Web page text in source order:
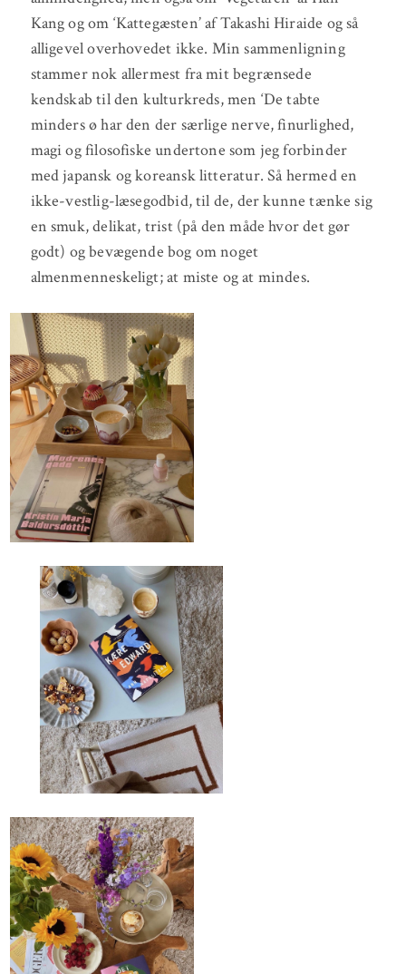
Kang og om ‘Kattegæsten’ af Takashi Hiraide og så
alligevel overhovedet ikke. Min sammenligning
stammer nok allermest fra mit begrænsede
kendskab til den kulturkreds, men ‘De tabte
minders ø har den der særlige nerve, finurlighed,
magi og filosofiske undertone som jeg forbinder
med japansk og koreansk litteratur. Så hermed en
ikke-vestlig-læsegodbid, til de, der kunne tænke sig
en smuk, delikat, trist (på den måde hvor det gør
godt) og bevægende bog om noget
almenmenneskeligt; at miste og at mindes.